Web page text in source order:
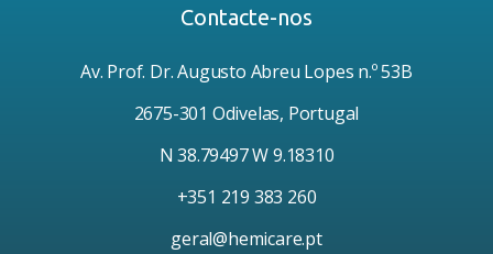
Contacte-nos
Av. Prof. Dr. Augusto Abreu Lopes n.º 53B
2675-301 Odivelas, Portugal
N 38.79497 W 9.18310
+351 219 383 260
geral@hemicare.pt